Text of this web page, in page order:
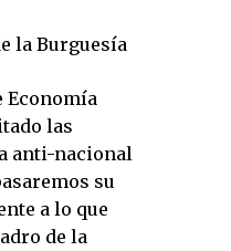
la Burguesía
Economía
las
anti-nacional
su
a lo que
de la